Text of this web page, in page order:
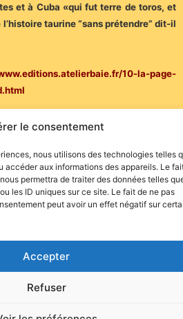
le consentement
nous utilisons des technologies telles
accéder aux informations des appareils. Le
permettra de traiter des données telles
les ID uniques sur ce site. Le fait de ne pas
peut avoir un effet négatif sur
Accepter
Refuser
et à Cuba «qui fut terre de toros, et
taurine “sans prétendre” dit-il
10-la-page-